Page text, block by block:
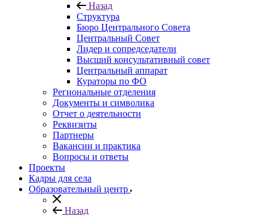
Назад
Структура
Бюро Центрального Совета
Центральный Совет
Лидер и сопредседатели
Высший консультативный совет
Центральный аппарат
Кураторы по ФО
Региональные отделения
Документы и символика
Отчет о деятельности
Реквизиты
Партнеры
Вакансии и практика
Вопросы и ответы
Проекты
Кадры для села
Образовательный центр
Назад